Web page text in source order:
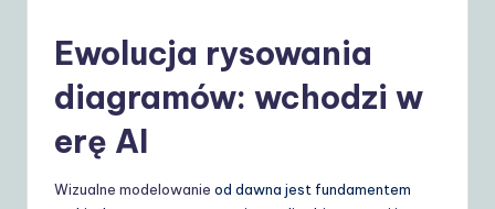
D
ai
Ewolucja rysowania
diagramów: wchodzi w
erę AI
Wizualne modelowanie od dawna jest fundamentem